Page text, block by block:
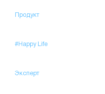
Продукт
#Happy Life
Эксперт